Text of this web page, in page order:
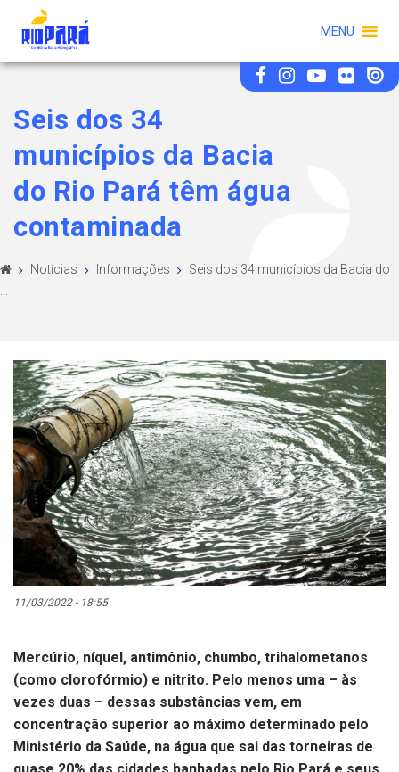
MENU
Seis dos 34
municípios da Bacia
do Rio Pará têm água
contaminada
Notícias Informações
Seis dos 34 municípios da Bacia do
11/03/2022 - 18:55
Mercúrio, níquel, antimônio, chumbo, trihalometanos
(como clorofórmio) e nitrito. Pelo menos uma – às
vezes duas – dessas substâncias vem, em
concentração superior ao máximo determinado pelo
Ministério da Saúde, na água que sai das torneiras de
quase 20% das cidades banhadas pelo Rio Pará e seus